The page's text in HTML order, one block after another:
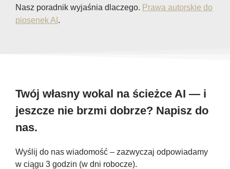
Nasz poradnik wyjaśnia dlaczego. Prawa autorskie do
piosenek AI .
Twój własny wokal na ścieżce AI — i
jeszcze nie brzmi dobrze? Napisz do
nas.
Wyślij do nas wiadomość – zazwyczaj odpowiadamy
w ciągu 3 godzin (w dni robocze).